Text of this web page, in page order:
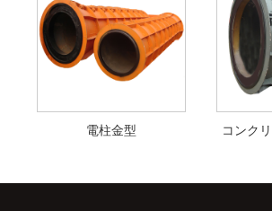
電柱金型 コンク